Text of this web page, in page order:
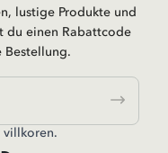
lustige Produkte und
du einen Rabattcode
Bestellung.
villkoren.